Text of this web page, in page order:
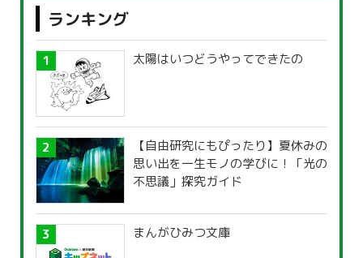
ランキング
太陽はいつどうやってできたの
【自由研究にもぴったり】夏休みの
思い出を一生モノの学びに！「光の
不思議」探究ガイド
まんがひみつ文庫